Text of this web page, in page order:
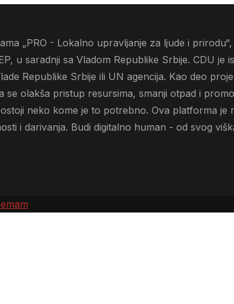
„PRO - Lokalno upravljanje za ljude i
u saradnji sa Vladom Republike Srbije. CDU je
Republike Srbije ili UN agencija. Kao deo
olakša pristup resursima, smanji otpad i
neko kome je to potrebno. Ova platforma je
i darivanja. Budi digitalno human - od svog